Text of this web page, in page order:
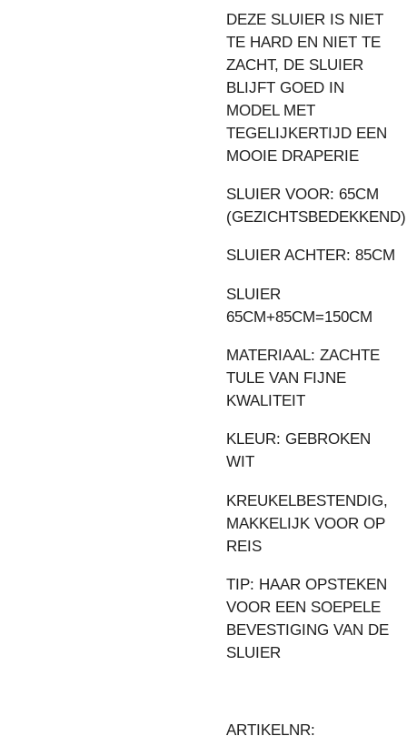
DEZE SLUIER IS NIET
TE HARD EN NIET TE
ZACHT, DE SLUIER
BLIJFT GOED IN
MODEL MET
TEGELIJKERTIJD EEN
MOOIE DRAPERIE
SLUIER VOOR: 65CM
(GEZICHTSBEDEKKEND)
SLUIER ACHTER: 85CM
SLUIER
65CM+85CM=150CM
MATERIAAL: ZACHTE
TULE VAN FIJNE
KWALITEIT
KLEUR: GEBROKEN
WIT
KREUKELBESTENDIG,
MAKKELIJK VOOR OP
REIS
TIP: HAAR OPSTEKEN
VOOR EEN SOEPELE
BEVESTIGING VAN DE
SLUIER
ARTIKELNR: